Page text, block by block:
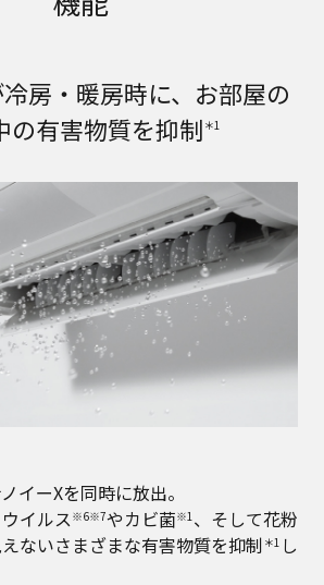
房・暖房時に、お部屋の
の有害物質を抑制 ＊1
イーXを同時に放出。
イルス ※6※7やカビ菌※1 、そして花粉
ないさまざまな有害物質を抑制 ＊1 し